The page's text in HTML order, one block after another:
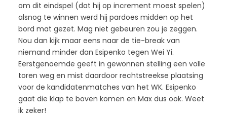
om dit eindspel (dat hij op increment moest spelen)
alsnog te winnen werd hij pardoes midden op het
bord mat gezet. Mag niet gebeuren zou je zeggen.
Nou dan kijk maar eens naar de tie-break van
niemand minder dan Esipenko tegen Wei Yi.
Eerstgenoemde geeft in gewonnen stelling een volle
toren weg en mist daardoor rechtstreekse plaatsing
voor de kandidatenmatches van het WK. Esipenko
gaat die klap te boven komen en Max dus ook. Weet
ik zeker!